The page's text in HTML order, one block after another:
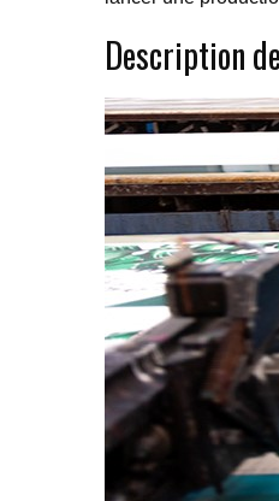
Description